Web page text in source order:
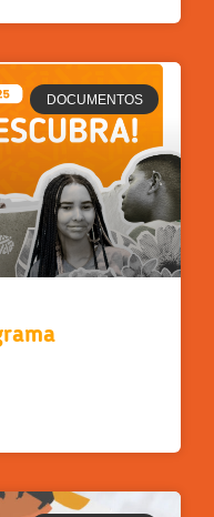
DOCUMENTOS